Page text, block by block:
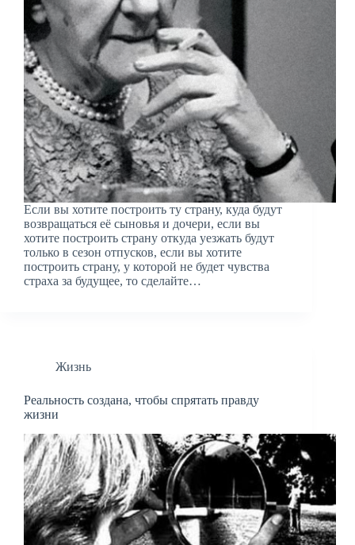
Если вы хотите построить ту страну, куда будут
возвращаться её сыновья и дочери, если вы
хотите построить страну откуда уезжать будут
только в сезон отпусков, если вы хотите
построить страну, у которой не будет чувства
страха за будущее, то сделайте…
Жизнь
Реальность создана, чтобы спрятать правду
жизни